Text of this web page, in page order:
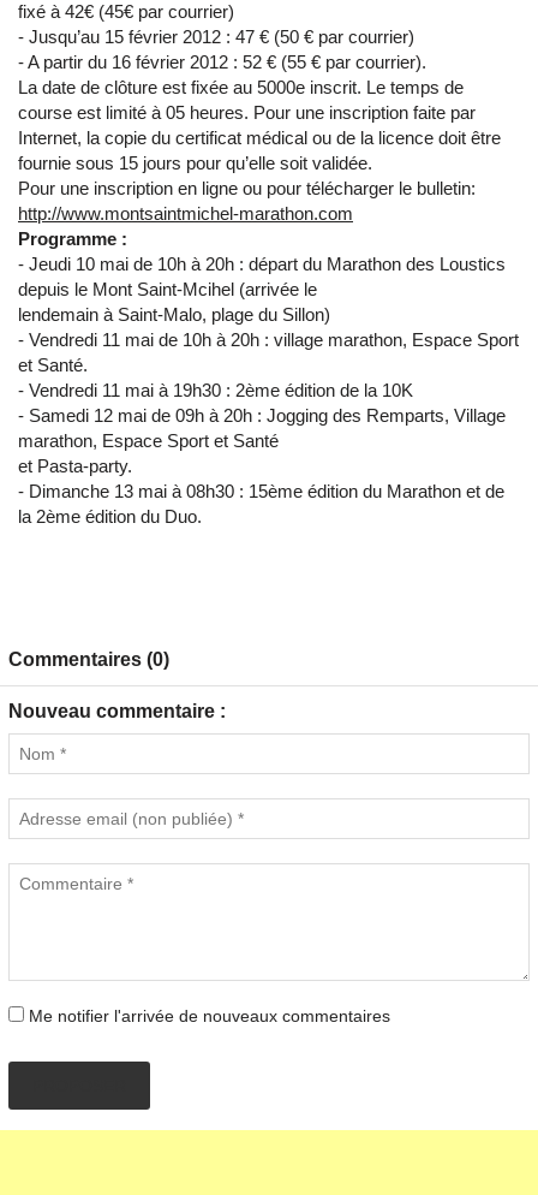
fixé à 42€ (45€ par courrier)
- Jusqu’au 15 février 2012 : 47 € (50 € par courrier)
- A partir du 16 février 2012 : 52 € (55 € par courrier).
La date de clôture est fixée au 5000e inscrit. Le temps de
course est limité à 05 heures. Pour une inscription faite par
Internet, la copie du certificat médical ou de la licence doit être
fournie sous 15 jours pour qu’elle soit validée.
Pour une inscription en ligne ou pour télécharger le bulletin:
http://www.montsaintmichel-marathon.com
Programme :
- Jeudi 10 mai de 10h à 20h : départ du Marathon des Loustics
depuis le Mont Saint-Mcihel (arrivée le
lendemain à Saint-Malo, plage du Sillon)
- Vendredi 11 mai de 10h à 20h : village marathon, Espace Sport
et Santé.
- Vendredi 11 mai à 19h30 : 2ème édition de la 10K
- Samedi 12 mai de 09h à 20h : Jogging des Remparts, Village
marathon, Espace Sport et Santé
et Pasta-party.
- Dimanche 13 mai à 08h30 : 15ème édition du Marathon et de
la 2ème édition du Duo.
Commentaires (0)
Nouveau commentaire :
Me notifier l'arrivée de nouveaux commentaires